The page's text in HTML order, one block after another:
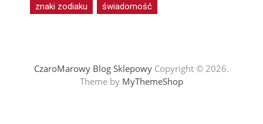
znaki zodiaku
świadomość
CzaroMarowy Blog SklepowyCopyright © 2026.
Theme by MyThemeShop